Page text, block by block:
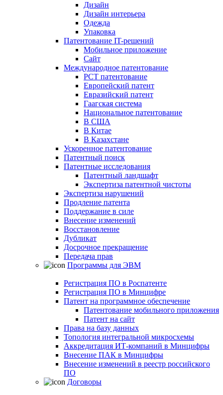
Дизайн
Дизайн интерьера
Одежда
Упаковка
Патентование IT-решений
Мобильное приложение
Сайт
Международное патентование
PCT патентование
Европейский патент
Евразийский патент
Гаагская система
Национальное патентование
В США
В Китае
В Казахстане
Ускоренное патентование
Патентный поиск
Патентные исследования
Патентный ландшафт
Экспертиза патентной чистоты
Экспертиза нарушений
Продление патента
Поддержание в силе
Внесение изменений
Восстановление
Дубликат
Досрочное прекращение
Передача прав
Программы для ЭВМ
Регистрация ПО в Роспатенте
Регистрация ПО в Минцифре
Патент на программное обеспечение
Патентование мобильного приложения
Патент на сайт
Права на базу данных
Топология интегральной микросхемы
Аккредитация ИТ-компаний в Минцифры
Внесение ПАК в Минцифры
Внесение изменений в реестр российского
ПО
Договоры